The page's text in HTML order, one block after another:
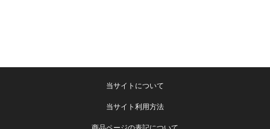
当サイトについて
当サイト利用方法